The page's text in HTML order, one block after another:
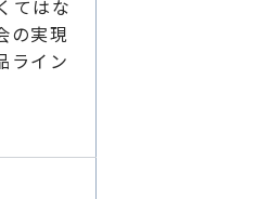
てはな
の実現
ライン